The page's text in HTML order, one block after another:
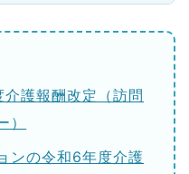
介護報酬改定（訪問
ンの令和6年度介護